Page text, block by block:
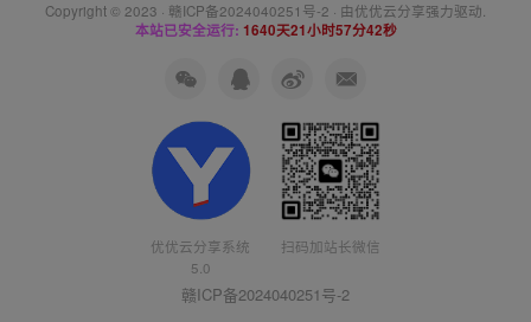
Copyright © 2023 · 赣ICP备2024040251号-2 · 由优优云分享强力驱动.
本站已安全运行: 1640天21小时57分42秒
优优云分享系统
5.0
扫码加站长微信
赣ICP备2024040251号-2